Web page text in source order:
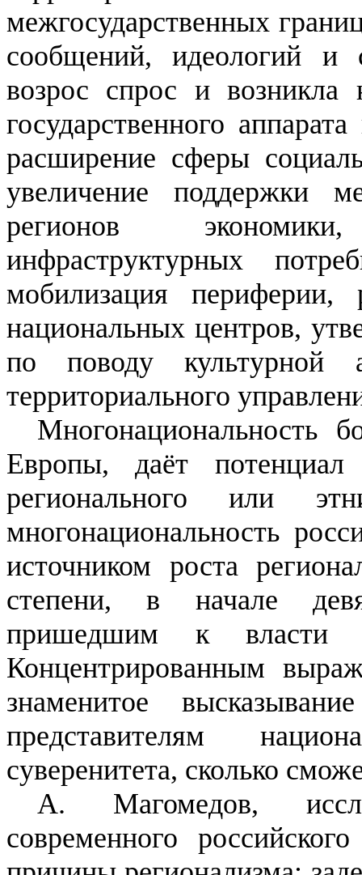
межгосударственных
сообщений, идеологий и
возрос спрос и
государственного
расширение сферы
увеличение поддержки
регионов
инфраструктурных
мобилизация периферии,
национальных центров,
по поводу культурной
территориального
Многонациональность
Европы, даёт потенциал
регионального или
многонациональность
источником роста
степени, в начале
пришедшим к власти
Концентрированным
знаменитое
представителям
суверенитета, сколько
А. Магомедов,
современного